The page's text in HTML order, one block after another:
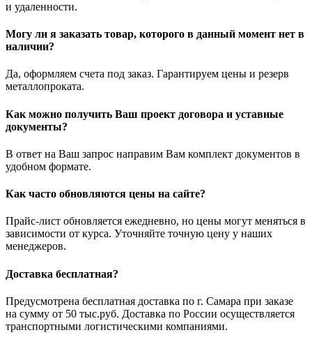
и удаленности.
Могу ли я заказать товар, которого в данный момент нет в
наличии?
Да, оформляем счета под заказ. Гарантируем цены и резерв
металлопроката.
Как можно получить Ваш проект договора и уставные
документы?
В ответ на Ваш запрос направим Вам комплект документов в
удобном формате.
Как часто обновляются цены на сайте?
Прайс-лист обновляется ежедневно, но цены могут меняться в
зависимости от курса. Уточняйте точную цену у наших
менеджеров.
Доставка бесплатная?
Предусмотрена бесплатная доставка по г. Самара при заказе
на сумму от 50 тыс.руб. Доставка по России осуществляется
транспортными логистическими компаниями.